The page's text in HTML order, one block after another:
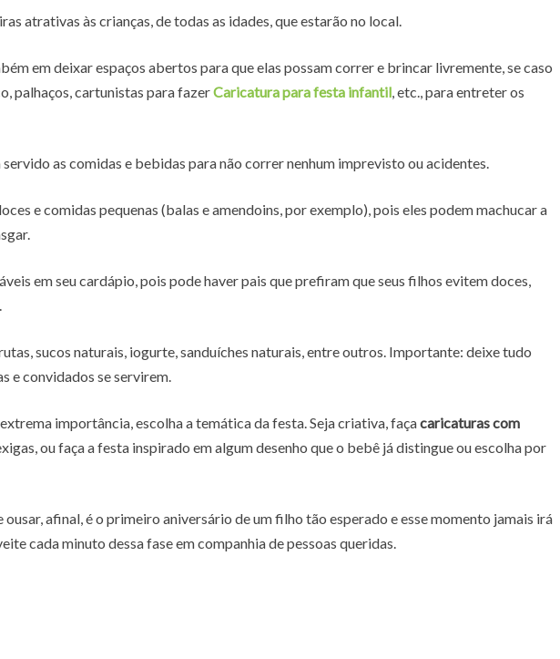
atrativas às crianças, de todas as idades, que estarão no local.
em deixar espaços abertos para que elas possam correr e brincar livremente, se caso
palhaços, cartunistas para fazerCaricatura para festa infantil , etc., para entreter os
as comidas e bebidas para não correr nenhum imprevisto ou acidentes.
e comidas pequenas (balas e amendoins, por exemplo), pois eles podem machucar a
em seu cardápio, pois pode haver pais que prefiram que seus filhos evitem doces,
sucos naturais, iogurte, sanduíches naturais, entre outros. Importante: deixe tudo
e convidados se servirem.
importância, escolha a temática da festa. Seja criativa, façacaricaturas com
ou faça a festa inspirado em algum desenho que o bebê já distingue ou escolha por
ousar, afinal, é o primeiro aniversário de um filho tão esperado e esse momento jamais irá
cada minuto dessa fase em companhia de pessoas queridas.